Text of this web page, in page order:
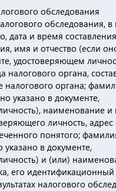
обследования
обследования,
дата и время
имя и отчество (если
удостоверяющем
налогового органа,
налогового органа;
указано в документе,
наименование
личность, адрес
понятого;
указано в документе,
и (или)
его
налогового